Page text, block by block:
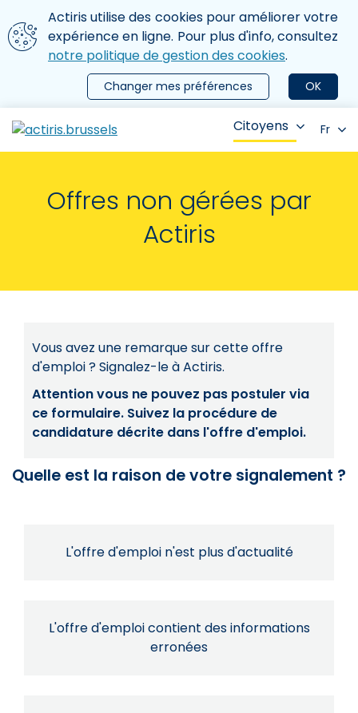
Aller au contenu principal
Nous utilisons des cookies
Actiris utilise des cookies pour améliorer votre
expérience en ligne. Pour plus d'info, consultez
notre politique de gestion des cookies.
OK
Changer mes préférences
le menu
Citoyens Fr
Offres non gérées par
Actiris
Vous avez une remarque sur cette offre
d'emploi ? Signalez-le à Actiris.
Attention vous ne pouvez pas postuler via
ce formulaire. Suivez la procédure de
candidature décrite dans l'offre d'emploi.
Quelle est la raison de votre signalement ?
L'offre d'emploi n'est plus d'actualité
L'offre d'emploi contient des informations
erronées